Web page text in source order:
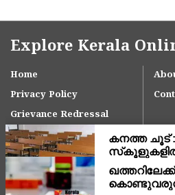
ലൈംഗികാതിക്രമ കേസിൽ ഡൽഹി
Explore Kerala
Home
Privacy Policy
Grievance Redressal